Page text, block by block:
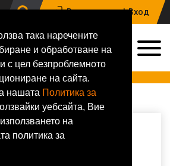
така наречените
и обработване на
с цел безпроблемното
на сайта.
нашата Политика за
уебсайта, Вие
на
политика за
Регистрация | Вход
добавки и фитнес аксесоари
продукти
Dorian Yates Nutrition
- DY Nutrition